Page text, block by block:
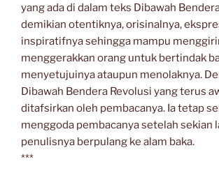
yang ada di dalam teks Dibawah
demikian otentiknya, orisinalnya,
inspiratifnya sehingga mampu
menggerakkan orang untuk bertindak
menyetujuinya ataupun menolaknya.
Dibawah Bendera Revolusi yang terus
ditafsirkan oleh pembacanya. Ia tetap
menggoda pembacanya setelah sekian
penulisnya berpulang ke alam baka.
***